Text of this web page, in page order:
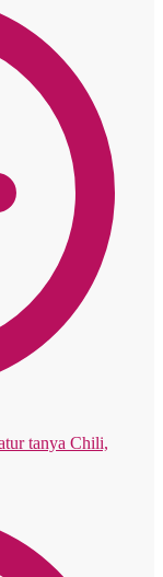
tanya Chili,